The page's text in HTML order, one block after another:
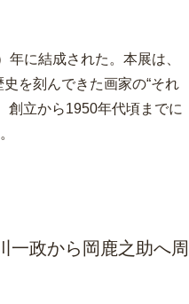
に結成された。本展は、
を刻んできた画家の“それ
創立から1950年代頃までに
一政から岡鹿之助へ周